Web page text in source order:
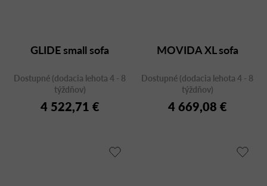
GLIDE small sofa
Dostupné (dodacia lehota 4 - 8
týždňov)
4 522,71 €
MOVIDA XL sofa
Dostupné (dodacia lehota 4 - 8
týždňov)
4 669,08 €